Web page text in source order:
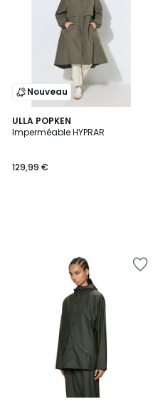
Nouveau
ULLA POPKEN
Imperméable HYPRAR
129,99 €